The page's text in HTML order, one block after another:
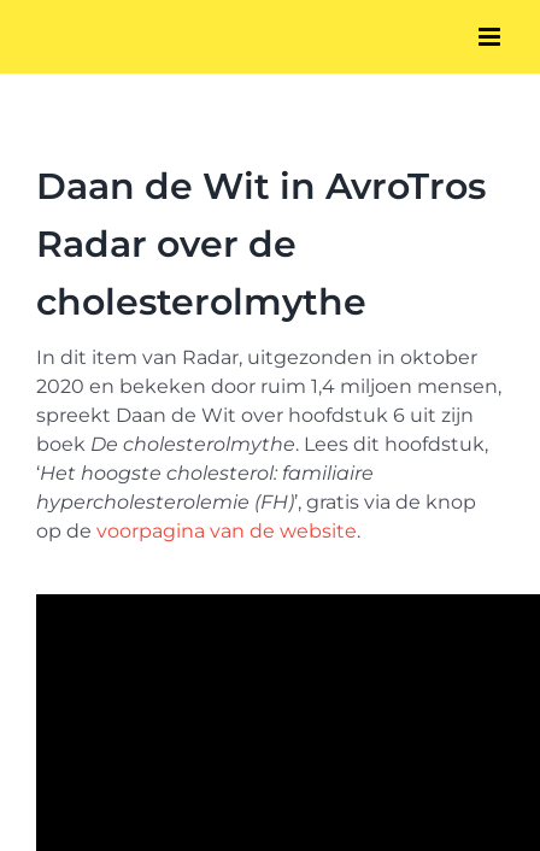
inhoud
Daan de Wit in AvroTros
Radar over de
cholesterolmythe
In dit item van Radar, uitgezonden in oktober
2020 en bekeken door ruim 1,4 miljoen mensen,
spreekt Daan de Wit over hoofdstuk 6 uit zijn
boek De cholesterolmythe. Lees dit hoofdstuk,
‘Het hoogste cholesterol: familiaire
hypercholesterolemie (FH)’, gratis via de knop
op de voorpagina van de website.